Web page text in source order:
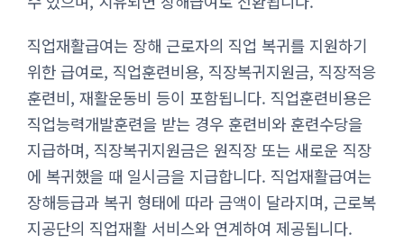
직업재활급여는 장해 근로자의 직업 복귀를 지원하기
위한 급여로, 직업훈련비용, 직장복귀지원금, 직장적응
훈련비, 재활운동비 등이 포함됩니다. 직업훈련비용은
직업능력개발훈련을 받는 경우 훈련비와 훈련수당을
지급하며, 직장복귀지원금은 원직장 또는 새로운 직장
에 복귀했을 때 일시금을 지급합니다. 직업재활급여는
장해등급과 복귀 형태에 따라 금액이 달라지며, 근로복
지공단의 직업재활 서비스와 연계하여 제공됩니다.